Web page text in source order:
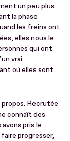
un peu plus
la phase
les freins ont
elles nous le
qui ont
vrai
où elles sont
Recrutée
connaît des
pris le
progresser,